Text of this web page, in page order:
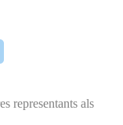
representants als